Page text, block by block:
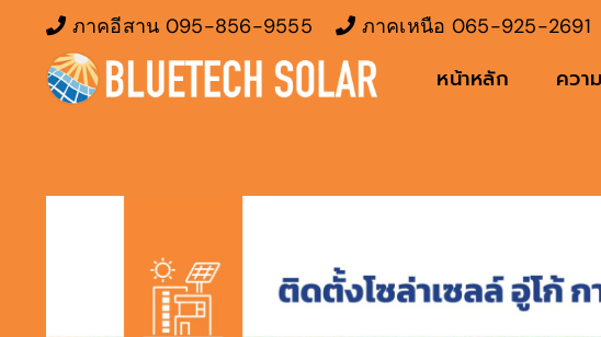
content
ภาคอีสาน 095-856-9555 ภาคเหนือ 065-925-2691
หน้าหลัก ควา